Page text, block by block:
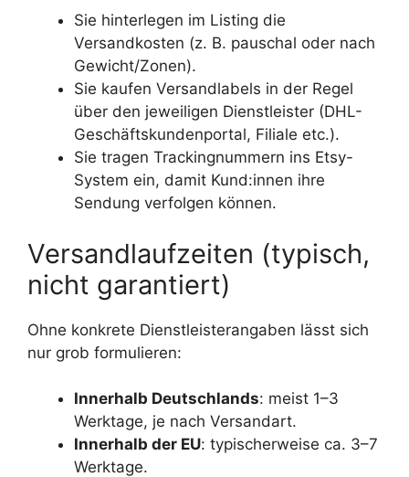
Sie hinterlegen im Listing die
Versandkosten (z. B. pauschal oder nach
Gewicht/Zonen).
Sie kaufen Versandlabels in der Regel
über den jeweiligen Dienstleister (DHL-
Geschäftskundenportal, Filiale etc.).
Sie tragen Trackingnummern ins Etsy-
System ein, damit Kund:innen ihre
Sendung verfolgen können.
Versandlaufzeiten (typisch,
nicht garantiert)
Ohne konkrete Dienstleisterangaben lässt sich
nur grob formulieren:
Innerhalb Deutschlands: meist 1–3
Werktage, je nach Versandart.
Innerhalb der EU: typischerweise ca. 3–7
Werktage.